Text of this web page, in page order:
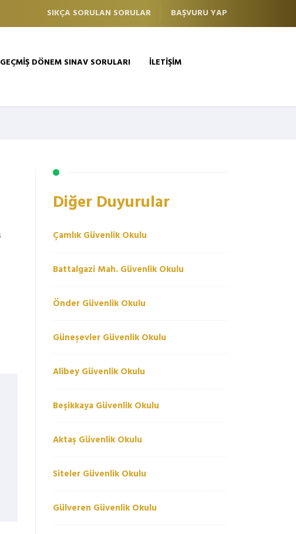
SIKÇA SORULAN SORULAR BAŞVURU YAP
GEÇMİŞ DÖNEM SINAV SORULARI İLETİŞİM
Diğer Duyurular
Çamlık Güvenlik Okulu
Battalgazi Mah. Güvenlik Okulu
Önder Güvenlik Okulu
Güneşevler Güvenlik Okulu
Alibey Güvenlik Okulu
Beşikkaya Güvenlik Okulu
Aktaş Güvenlik Okulu
Siteler Güvenlik Okulu
Gülveren Güvenlik Okulu